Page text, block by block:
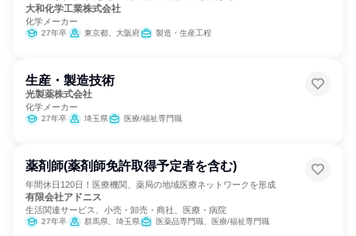
大和化学工業株式会社
化学メーカー
27年卒 東京都、大阪府 製造・生産工程
生産・製造技術
光製薬株式会社
化学メーカー
27年卒 埼玉県 医療/福祉専門職
薬剤師(薬剤師免許取得予定者を含む)
年間休日120日！医療機関、薬局の地域医療ネットワークを形成
有限会社アドニス
生活関連サービス、小売・卸売・商社、医療・病院
27年卒 群馬県、埼玉県 医薬品専門職、医療/福祉専門職